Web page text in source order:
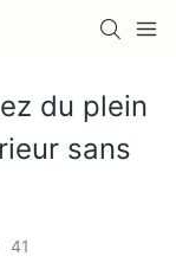
du plein
sans
41